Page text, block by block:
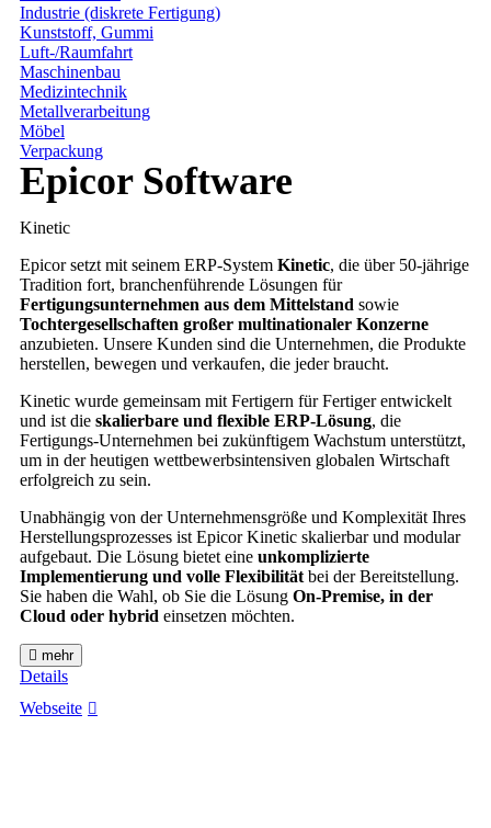
Industrie (diskrete Fertigung)
Kunststoff, Gummi
Luft-/Raumfahrt
Maschinenbau
Medizintechnik
Metallverarbeitung
Möbel
Verpackung
Epicor Software
Kinetic
Epicor setzt mit seinem ERP-System Kinetic, die über 50-jährige
Tradition fort, branchenführende Lösungen für
Fertigungsunternehmen aus dem Mittelstand sowie
Tochtergesellschaften großer multinationaler Konzerne
anzubieten. Unsere Kunden sind die Unternehmen, die Produkte
herstellen, bewegen und verkaufen, die jeder braucht.
Kinetic wurde gemeinsam mit Fertigern für Fertiger entwickelt
und ist die skalierbare und flexible ERP-Lösung, die
Fertigungs-Unternehmen bei zukünftigem Wachstum unterstützt,
um in der heutigen wettbewerbsintensiven globalen Wirtschaft
erfolgreich zu sein.
Unabhängig von der Unternehmensgröße und Komplexität Ihres
Herstellungsprozesses ist Epicor Kinetic skalierbar und modular
aufgebaut. Die Lösung bietet eine unkomplizierte
Implementierung und volle Flexibilität bei der Bereitstellung.
Sie haben die Wahl, ob Sie die Lösung On-Premise, in der
Cloud oder hybrid einsetzen möchten.
mehr
Details
Webseite